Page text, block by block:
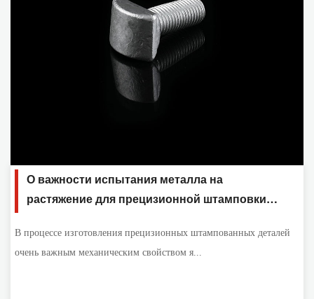
О важности испытания металла на
растяжение для прецизионной штамповки
В процессе изготовления прецизионных штампованных деталей
очень важным механическим свойством я...